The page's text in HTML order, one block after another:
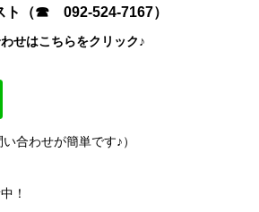
ト（☎ 092-524-7167）
せはこちらをクリック♪
合わせが簡単です♪）
！